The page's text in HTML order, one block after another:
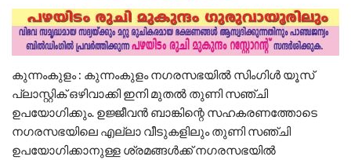
കുന്നംകുളം : കുന്നംകുളം നഗരസഭയിൽ സിംഗിൾ യൂസ്
പ്ലാസ്റ്റിക് ഒഴിവാക്കി ഇനി മുതൽ തുണി സഞ്ചി
ഉപയോഗിക്കും. ഉജ്ജീവൻ ബാങ്കിന്റെ സഹകരണത്തോടെ
നഗരസഭയിലെ എല്ലാ വീടുകളിലും തുണി സഞ്ചി
ഉപയോഗിക്കാനുള്ള ശ്രമങ്ങൾക്ക് നഗരസഭയിൽ